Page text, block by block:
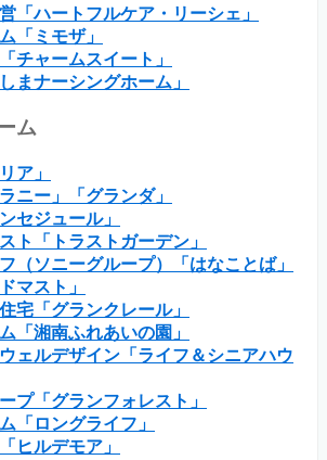
「ハートフルケア・リーシェ」
「ミモザ」
チャームスイート」
まナーシングホーム」
ム
ア」
ニー」「グランダ」
セジュール」
ト「トラストガーデン」
（ソニーグループ）「はなことば」
マスト」
宅「グランクレール」
「湘南ふれあいの園」
ェルデザイン「ライフ＆シニアハウ
プ「グランフォレスト」
「ロングライフ」
ヒルデモア」